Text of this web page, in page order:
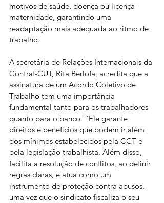
motivos de saúde, doença ou licença-
maternidade, garantindo uma
readaptação mais adequada ao ritmo de
trabalho.
A secretária de Relações Internacionais da
Contraf-CUT, Rita Berlofa, acredita que a
assinatura de um Acordo Coletivo de
Trabalho tem uma importância
fundamental tanto para os trabalhadores
quanto para o banco. “Ele garante
direitos e benefícios que podem ir além
dos mínimos estabelecidos pela CCT e
pela legislação trabalhista. Além disso,
facilita a resolução de conflitos, ao definir
regras claras, e atua como um
instrumento de proteção contra abusos,
uma vez que o sindicato fiscaliza o seu